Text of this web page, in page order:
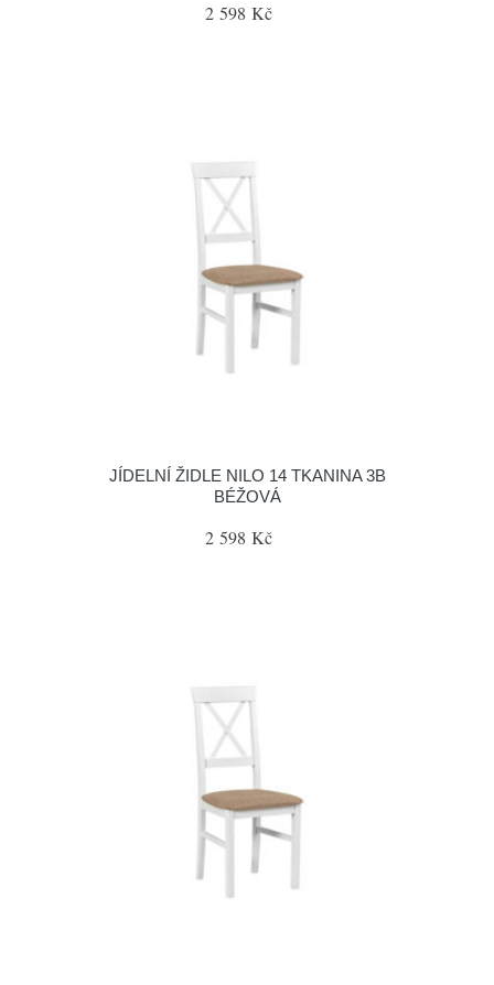
2 598 Kč
JÍDELNÍ ŽIDLE NILO 14 TKANINA 3B
BÉŽOVÁ
2 598 Kč